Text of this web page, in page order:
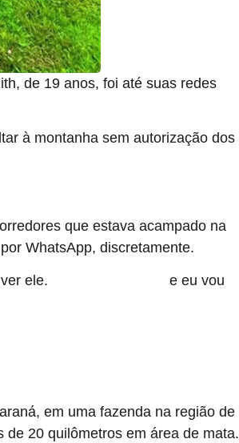
de 19 anos, foi até suas redes
à montanha sem autorização dos
que estava acampado na
WhatsApp, discretamente.
ele.
e eu vou
em uma fazenda na região de
20 quilômetros em área de mata.